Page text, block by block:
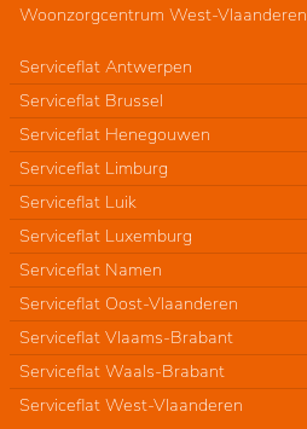
Woonzorgcentrum West-Vlaanderen
Serviceflat Antwerpen
Serviceflat Brussel
Serviceflat Henegouwen
Serviceflat Limburg
Serviceflat Luik
Serviceflat Luxemburg
Serviceflat Namen
Serviceflat Oost-Vlaanderen
Serviceflat Vlaams-Brabant
Serviceflat Waals-Brabant
Serviceflat West-Vlaanderen